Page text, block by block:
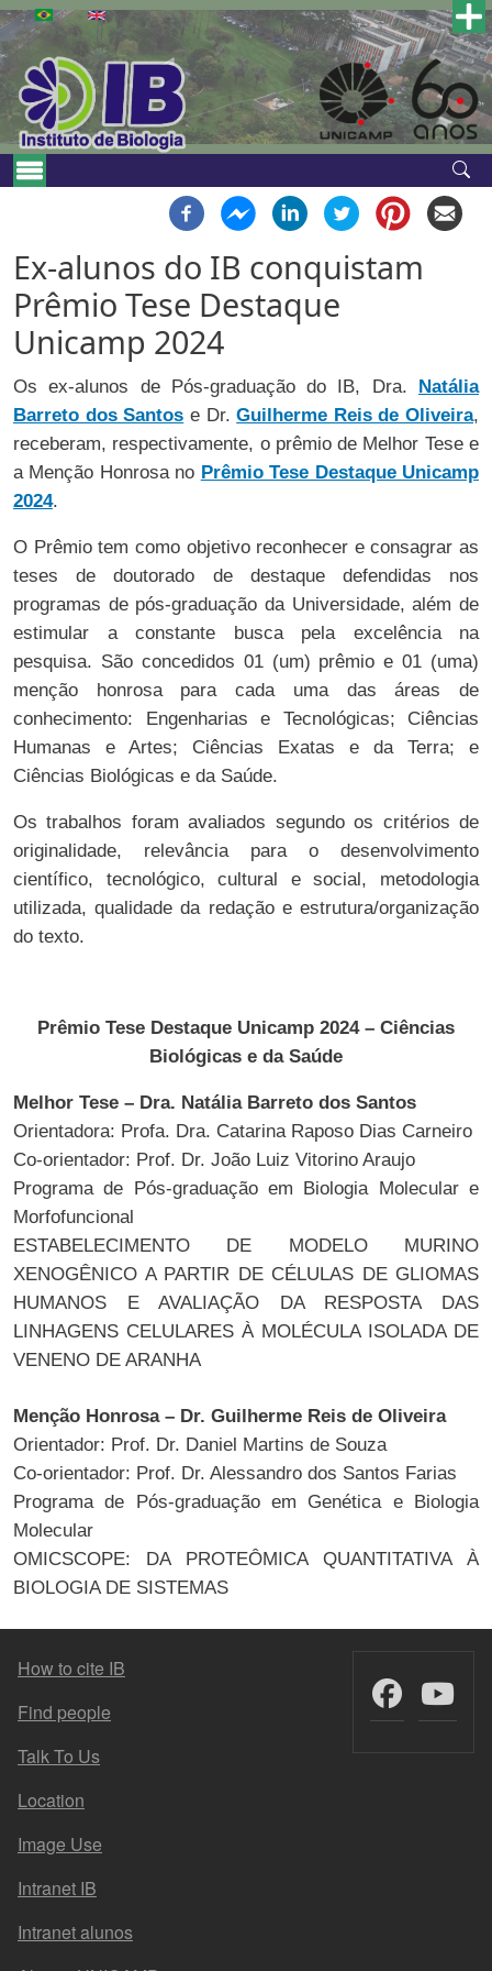
Skip to main content
Main navigation
Ex-alunos do IB conquistam
Prêmio Tese Destaque
Unicamp 2024
Os ex-alunos de Pós-graduação do IB, Dra. Natália
Barreto dos Santos e Dr.Guilherme Reis de Oliveira,
receberam, respectivamente, o prêmio de Melhor Tese e
a Menção Honrosa no Prêmio Tese Destaque Unicamp
2024.
O Prêmio tem como objetivo reconhecer e consagrar as
teses de doutorado de destaque defendidas nos
programas de pós-graduação da Universidade, além de
estimular a constante busca pela excelência na
pesquisa. São concedidos 01 (um) prêmio e 01 (uma)
menção honrosa para cada uma das áreas de
conhecimento: Engenharias e Tecnológicas; Ciências
Humanas e Artes; Ciências Exatas e da Terra; e
Ciências Biológicas e da Saúde.
Os trabalhos foram avaliados segundo os critérios de
originalidade, relevância para o desenvolvimento
científico, tecnológico, cultural e social, metodologia
utilizada, qualidade da redação e estrutura/organização
do texto.
Prêmio Tese Destaque Unicamp 2024 – Ciências
Biológicas e da Saúde
Melhor Tese – Dra. Natália Barreto dos Santos
Orientadora: Profa. Dra. Catarina Raposo Dias Carneiro
Co-orientador: Prof. Dr. João Luiz Vitorino Araujo
Programa de Pós-graduação em Biologia Molecular e
Morfofuncional
ESTABELECIMENTO DE MODELO MURINO
XENOGÊNICO A PARTIR DE CÉLULAS DE GLIOMAS
HUMANOS E AVALIAÇÃO DA RESPOSTA DAS
LINHAGENS CELULARES À MOLÉCULA ISOLADA DE
VENENO DE ARANHA
Menção Honrosa – Dr. Guilherme Reis de Oliveira
Orientador: Prof. Dr. Daniel Martins de Souza
Co-orientador: Prof. Dr. Alessandro dos Santos Farias
Programa de Pós-graduação em Genética e Biologia
Molecular
OMICSCOPE: DA PROTEÔMICA QUANTITATIVA À
BIOLOGIA DE SISTEMAS
FOOTER MENU
How to cite IB
Find people
Talk To Us
Location
Image Use
Intranet IB
Intranet alunos